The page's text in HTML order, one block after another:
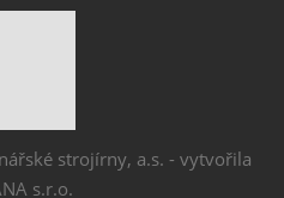
strojírny, a.s. - vytvořila
s.r.o.